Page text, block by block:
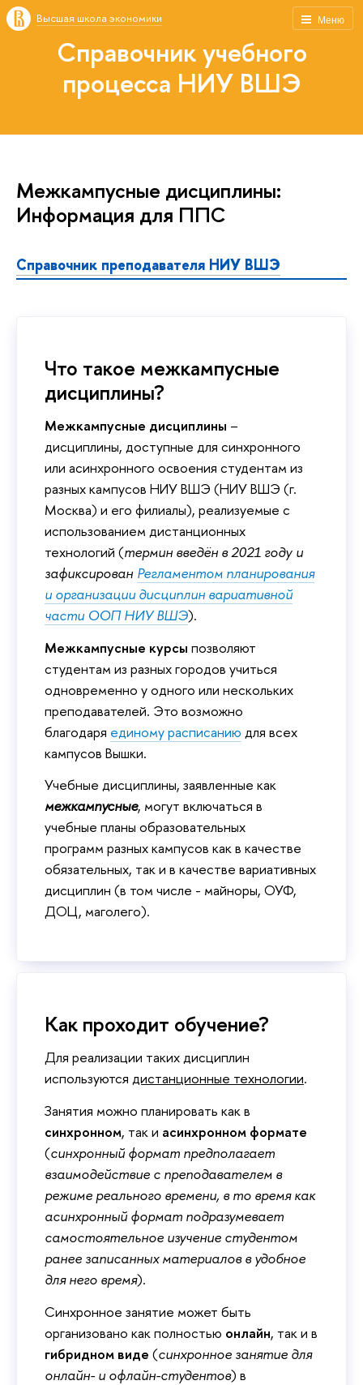
Меню
Высшая школа экономики
Справочник учебного
процесса НИУ ВШЭ
Межкампусные дисциплины:
Информация для ППС
Справочник преподавателя НИУ ВШЭ
Что такое межкампусные
дисциплины?
Межкампусные дисциплины –
дисциплины, доступные для синхронного
или асинхронного освоения студентам из
разных кампусов НИУ ВШЭ (НИУ ВШЭ (г.
Москва) и его филиалы), реализуемые с
использованием дистанционных
технологий (термин введён в 2021 году и
зафиксирован Регламентом планирования
и организации дисциплин вариативной
части ООП НИУ ВШЭ).
Межкампусные курсы позволяют
студентам из разных городов учиться
одновременно у одного или нескольких
преподавателей. Это возможно
благодаря единому расписанию для всех
кампусов Вышки.
Учебные дисциплины, заявленные как
межкампусные, могут включаться в
учебные планы образовательных
программ разных кампусов как в качестве
обязательных, так и в качестве вариативных
дисциплин (в том числе - майноры, ОУФ,
ДОЦ, маголего).
Как проходит обучение?
Для реализации таких дисциплин
используются дистанционные технологии.
Занятия можно планировать как в
синхронном, так и асинхронном формате
(синхронный формат предполагает
взаимодействие с преподавателем в
режиме реального времени, в то время как
асинхронный формат подразумевает
самостоятельное изучение студентом
ранее записанных материалов в удобное
для него время).
Синхронное занятие может быть
организовано как полностью онлайн, так и в
гибридном виде (синхронное занятие для
онлайн- и офлайн-студентов) в